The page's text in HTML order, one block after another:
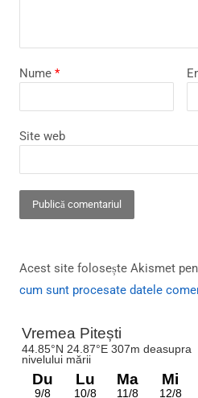
Nume *
Site web
Acest site folosește Akismet
cum sunt procesate datele